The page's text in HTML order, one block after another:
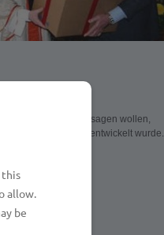
Farben im Logo aussagen wollen,
Lübecker Märtyrer entwickelt wurde.
this
allow.
be